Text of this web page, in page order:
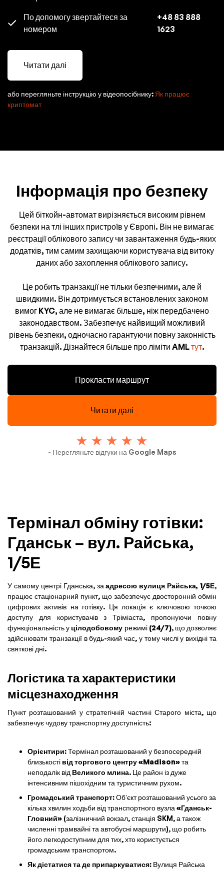
По допомогу звертайтеся за
номером
+48 83 888
1623
Читати далі
або перегляньте інструкцію у відеопосібнику: Як працює
криптомат
Інформація про безпеку
Цей біткойн-автомат вирізняється високим рівнем
безпеки на тлі інших пристроїв у Європі. Він не вимагає
реєстрації облікового запису чи завантаження будь-яких
додатків, тим самим захищаючи користувача від витоку
даних або захоплення облікового запису.
Це робить транзакції не тільки безпечними, але й
швидкими. Він дотримується встановлених законом
вимог KYC, але не вимагає більше, ніж передбачено
законодавством. Забезпечує найвищий можливий
рівень безпеки, одночасно гарантуючи повну законність
транзакцій. Дізнайтеся більше про ліміти AMLтут.
Прокласти маршрут
Читати далі
- Перегляньте відгуки на Google Maps
Термінал обміну готівки:
Гданськ – вул. Райська,
1/5Е
У самому центрі Гданська, заадресою вулиця Райська, 1/5Е,
працює стаціонарний пункт, що забезпечує двосторонній обмін
цифрових активів на готівку. Ця локація є ключовою точкою
доступу для користувачів з Тріміаста, пропонуючи повну
функціональність у цілодобовому режимі (24/7), що дозволяє
здійснювати транзакції в будь-який час, у тому числі у вихідні та
святкові дні.
Логістика та характеристики
місцезнаходження
Пункт розташований у стратегічній частині Старого міста, що
забезпечує чудову транспортну доступність:
Орієнтири:Термінал розташований у безпосередній
близькості від торгового центру «Madison»та
неподалік від Великого млина. Це район із дуже
інтенсивним пішохідним та туристичним рухом.
Громадський транспорт:Об’єкт розташований усього за
кілька хвилин ходьби від транспортного вузла «Гданськ-
Гловний» (залізничний вокзал, станція SKM, а також
численні трамвайні та автобусні маршрути), що робить
його легкодоступним для тих, хто користується
громадським транспортом.
Як дістатися та де припаркуватися: Вулиця Райська